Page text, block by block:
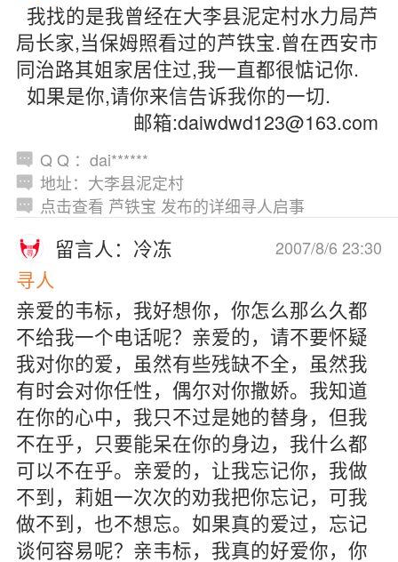
我找的是我曾经在大李县泥定村水力局芦
局长家,当保姆照看过的芦铁宝.曾在西安市
同治路其姐家居住过,我一直都很惦记你.
如果是你,请你来信告诉我你的一切.
邮箱:daiwdwd123@163.com
Q Q ：dai******
地址：大李县泥定村
点击查看 芦铁宝 发布的详细寻人启事
2007/8/6 23:30
留言人：冷冻
寻人
亲爱的韦标，我好想你，你怎么那么久都
不给我一个电话呢？亲爱的，请不要怀疑
我对你的爱，虽然有些残缺不全，虽然我
有时会对你任性，偶尔对你撒娇。我知道
在你的心中，我只不过是她的替身，但我
不在乎，只要能呆在你的身边，我什么都
可以不在乎。亲爱的，让我忘记你，我做
不到，莉姐一次次的劝我把你忘记，可我
做不到，也不想忘。如果真的爱过，忘记
谈何容易呢？亲韦标，我真的好爱你，你